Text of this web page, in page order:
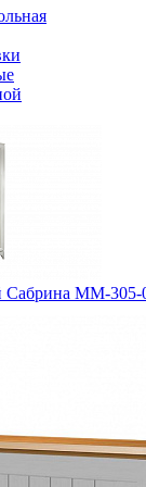
ММ-305-
с
с
с